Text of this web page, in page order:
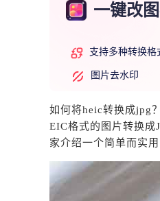
一键改
支持多种转换格
图片去水印
如何将heic转换成jpg
EIC格式的图片转换成
家介绍一个简单而实